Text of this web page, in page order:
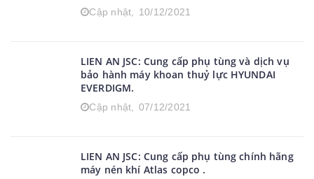
Cập nhật, 10/12/2021
LIEN AN JSC: Cung cấp phụ tùng và dịch vụ
bảo hành máy khoan thuỷ lực HYUNDAI
EVERDIGM.
Cập nhật, 07/12/2021
LIEN AN JSC: Cung cấp phụ tùng chính hãng
máy nén khí Atlas copco .